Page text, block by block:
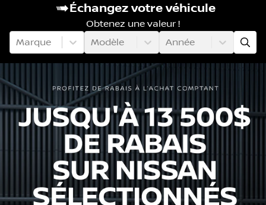
Échangez votre véhicule
Obtenez une valeur !
Marque
Modèle Année